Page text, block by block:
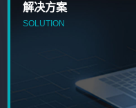
解决方案
SOLUTION